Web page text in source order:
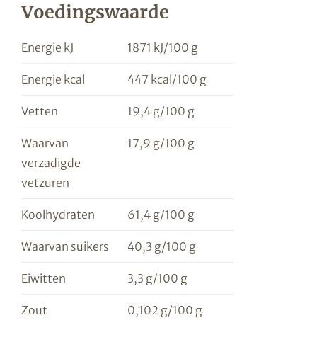
Voedingswaarde
Energie kJ 1871 kJ/100 g
Energie kcal 447 kcal/100 g
Vetten 19,4 g/100 g
Waarvan
verzadigde
vetzuren
17,9 g/100 g
Koolhydraten 61,4 g/100 g
Waarvan suikers 40,3 g/100 g
Eiwitten 3,3 g/100 g
Zout 0,102 g/100 g